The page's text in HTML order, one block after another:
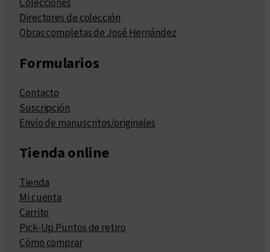
Directores de colección
Obras completas de José Hernández
Formularios
Contacto
Suscripción
Envío de manuscritos/originales
Tienda online
Tienda
Mi cuenta
Carrito
Pick-Up Puntos de retiro
Cómo comprar